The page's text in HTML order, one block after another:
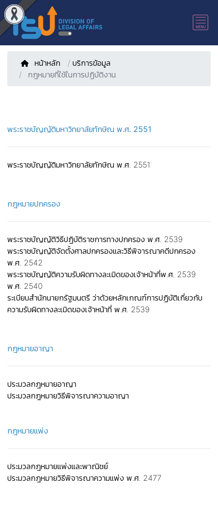
หน้าหลัก / บริการข้อมูล
กฎหมายที่ใช้ในการปฏิบัติงาน
พระราชบัญญัติมหาวิทยาลัยทักษิณ พ.ศ. 2551
พระราชบัญญัติมหาวิทยาลัยทักษิณ พ.ศ. 2551
กฎหมายปกครอง
พระราชบัญญัติวิธีปฏิบัติราชการทางปกครอง พ.ศ. 2539
พระราชบัญญัติจัดตั้งศาลปกครองและวิธีพิจารณาคดีปกครอง
พ.ศ. 2542
พระราชบัญญัติความรับผิดทางละเมิดของเจ้าหน้าที่พ.ศ. 2539
พ.ศ. 2540
ระเบียบสำนักนายกรัฐมนตรี ว่าด้วยหลักเกณฑ์การปฏิบัติเกี่ยวกับ
ความรับผิดทางละเมิดของเจ้าหน้าที่ พ.ศ. 2539
กฎหมายอาญา
ประมวลกฎหมายอาญา
ประมวลกฎหมายวิธีพิจารณาความอาญา
กฎหมายแพ่ง
ประมวลกฎหมายแพ่งและพาณิชย์
ประมวลกฎหมายวิธีพิจารณาความแพ่ง พ.ศ. 2477